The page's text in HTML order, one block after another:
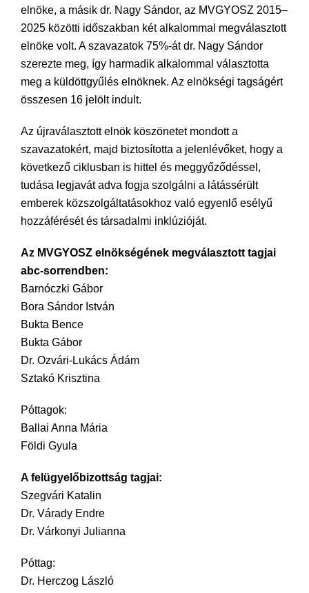
elnöke, a másik dr. Nagy Sándor, az MVGYOSZ 2015–
2025 közötti időszakban két alkalommal megválasztott
elnöke volt. A szavazatok 75%-át dr. Nagy Sándor
szerezte meg, így harmadik alkalommal választotta
meg a küldöttgyűlés elnöknek. Az elnökségi tagságért
összesen 16 jelölt indult.
Az újraválasztott elnök köszönetet mondott a
szavazatokért, majd biztosította a jelenlévőket, hogy a
következő ciklusban is hittel és meggyőződéssel,
tudása legjavát adva fogja szolgálni a látássérült
emberek közszolgáltatásokhoz való egyenlő esélyű
hozzáférését és társadalmi inklúzióját.
Az MVGYOSZ elnökségének megválasztott tagjai
abc-sorrendben:
Barnóczki Gábor
Bora Sándor István
Bukta Bence
Bukta Gábor
Dr. Ozvári-Lukács Ádám
Sztakó Krisztina
Póttagok:
Ballai Anna Mária
Földi Gyula
A felügyelőbizottság tagjai:
Szegvári Katalin
Dr. Várady Endre
Dr. Várkonyi Julianna
Póttag:
Dr. Herczog László